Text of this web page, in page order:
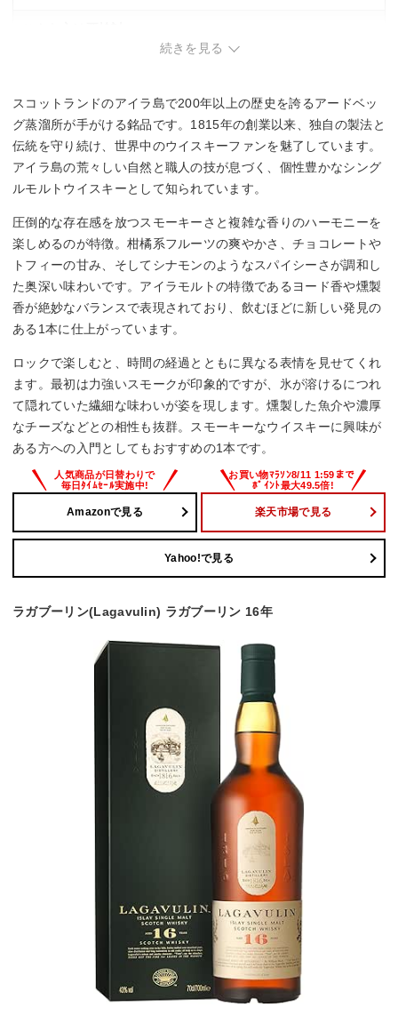
続きを見る
スコットランドのアイラ島で200年以上の歴史を誇るアードベッ
グ蒸溜所が手がける銘品です。1815年の創業以来、独自の製法と
伝統を守り続け、世界中のウイスキーファンを魅了しています。
アイラ島の荒々しい自然と職人の技が息づく、個性豊かなシング
ルモルトウイスキーとして知られています。
圧倒的な存在感を放つスモーキーさと複雑な香りのハーモニーを
楽しめるのが特徴。柑橘系フルーツの爽やかさ、チョコレートや
トフィーの甘み、そしてシナモンのようなスパイシーさが調和し
た奥深い味わいです。アイラモルトの特徴であるヨード香や燻製
香が絶妙なバランスで表現されており、飲むほどに新しい発見の
ある1本に仕上がっています。
ロックで楽しむと、時間の経過とともに異なる表情を見せてくれ
ます。最初は力強いスモークが印象的ですが、氷が溶けるにつれ
て隠れていた繊細な味わいが姿を現します。燻製した魚介や濃厚
なチーズなどとの相性も抜群。スモーキーなウイスキーに興味が
ある方への入門としてもおすすめの1本です。
Amazonで見る 楽天市場で見る
Yahoo!で見る
ラガブーリン(Lagavulin) ラガブーリン 16年